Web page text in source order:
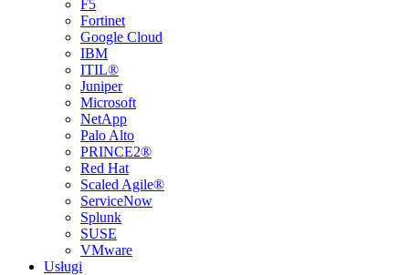
F5
Fortinet
Google Cloud
IBM
ITIL®
Juniper
Microsoft
NetApp
Palo Alto
PRINCE2®
Red Hat
Scaled Agile®
ServiceNow
Splunk
SUSE
VMware
Usługi